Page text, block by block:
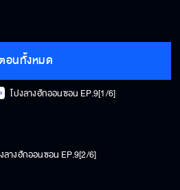
อนทั้งหมด
โปงลางฮักออนซอน EP.9[1/6]
ลางฮักออนซอน EP.9[2/6]